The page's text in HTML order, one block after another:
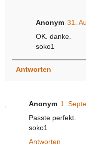
Anonym 31.
OK. danke.
soko1
Antworten
Anonym 1.
Passte perfekt.
soko1
Antworten